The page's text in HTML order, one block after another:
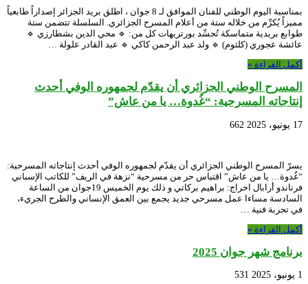
بمناسبة اليوم الوطني للفنان الموافق لـ 8 جوان ، اطلق بريد الجزائر إصداراً طابعياً
مميزاً يُكرِّم من خلاله ستة من أعلام المسرح الجزائري. السلسلة تتضمن ستة
طوابع بريدية متماسكة تُجسِّد بورتريهات كل من: 🔹 محي الدين بشطارزي 🔹
عائشة عجوري (كلثوم) 🔹 ولد عبد الرحمن كاكي 🔹 عبد القادر علولة …
أكمل القراءة »
المسرح الوطني الجزائري أن يقدّم لجمهوره الوفي أحدث
إنتاجاته المسرحية: “غُدوة… يا من عاش”
17 يونيو، 2025 662
يسرّ المسرح الوطني الجزائري أن يقدّم لجمهوره الوفي أحدث إنتاجاته المسرحية:
“غُدوة… يا من عاش” اقتباس حر من مسرحية “نزهة في الريف” للكاتب الإسباني
فرناندو أرابال اخراج: براهيم بركاتي و ذلك يوم الخميس 19جوان من الساعة
السادسة مساءا عمل مسرحي جديد يجمع بين العمق الإنساني والطرح الجريء،
في تجربة فنية …
أكمل القراءة »
برنامج شهر جوان 2025
1 يونيو، 2025 531